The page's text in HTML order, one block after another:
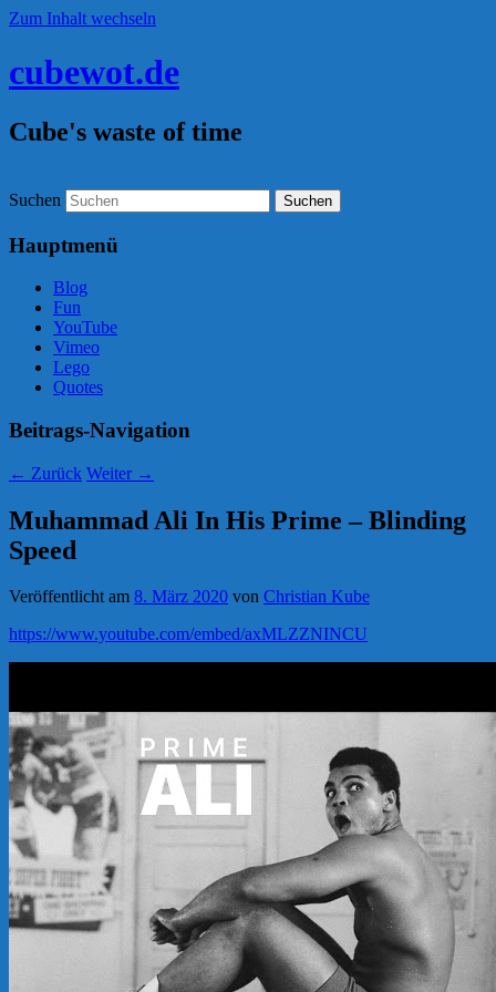
Zum Inhalt wechseln
cubewot.de
Cube's waste of time
Suchen
Hauptmenü
Blog
Fun
YouTube
Vimeo
Lego
Quotes
Beitrags-Navigation
← Zurück Weiter →
Muhammad Ali In His Prime – Blinding
Speed
Veröffentlicht am 8. März 2020 von Christian Kube
https://www.youtube.com/embed/axMLZZNINCU